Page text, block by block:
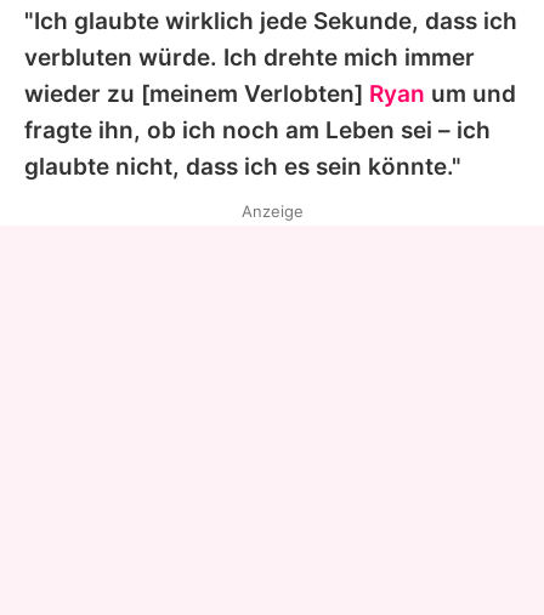
"Ich glaubte wirklich jede Sekunde, dass ich
verbluten würde. Ich drehte mich immer
wieder zu [meinem Verlobten] Ryan um und
fragte ihn, ob ich noch am Leben sei – ich
glaubte nicht, dass ich es sein könnte."
Anzeige